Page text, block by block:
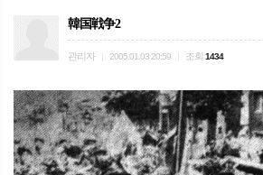
韓国戦争2
관리자 2005.01.03 20:59 조회 1434